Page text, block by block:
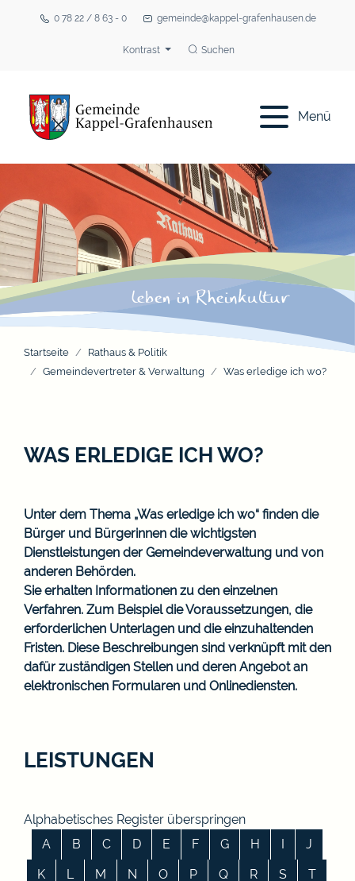
0 78 22 / 8 63 - 0 gemeinde@kappel-grafenhausen.de
Kontrast Suchen
Menü
Startseite
Rathaus & Politik
Gemeindevertreter & Verwaltung
Was erledige ich wo?
WAS ERLEDIGE ICH WO?
Unter dem Thema „Was erledige ich wo“ finden die
Bürger und Bürgerinnen die wichtigsten
Dienstleistungen der Gemeindeverwaltung und von
anderen Behörden.
Sie erhalten Informationen zu den einzelnen
Verfahren. Zum Beispiel die Voraussetzungen, die
erforderlichen Unterlagen und die einzuhaltenden
Fristen. Diese Beschreibungen sind verknüpft mit den
dafür zuständigen Stellen und deren Angebot an
elektronischen Formularen und Onlinediensten.
LEISTUNGEN
Alphabetisches Register überspringen
A
B C D E F G H I
J
K
L M N O P Q R S
T